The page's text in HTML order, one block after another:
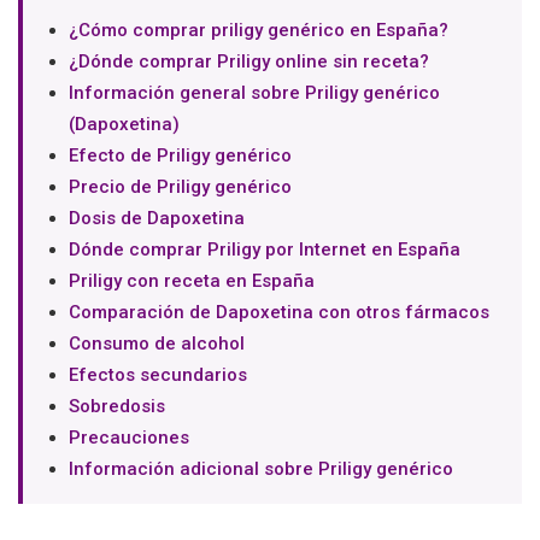
¿Cómo comprar priligy genérico en España?
¿Dónde comprar Priligy online sin receta?
Información general sobre Priligy genérico
(Dapoxetina)
Efecto de Priligy genérico
Precio de Priligy genérico
Dosis de Dapoxetina
Dónde comprar Priligy por Internet en España
Priligy con receta en España
Comparación de Dapoxetina con otros fármacos
Consumo de alcohol
Efectos secundarios
Sobredosis
Precauciones
Información adicional sobre Priligy genérico